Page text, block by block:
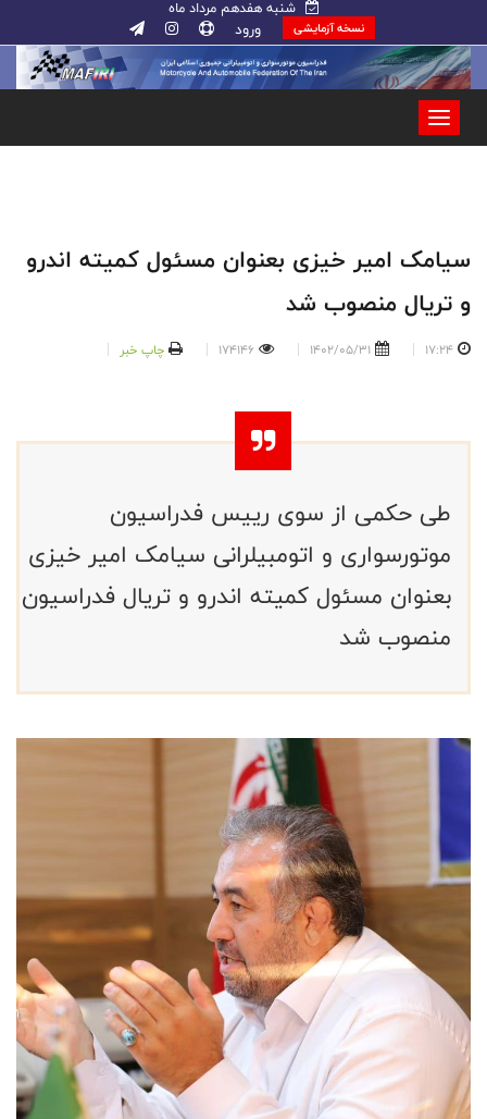
شنبه هفدهم مرداد ماه
نسخه آزمایشی ورود
سیامک امیر خیزی بعنوان مسئول کمیته اندرو
و تریال منصوب شد
17:24
1402/05/31
174146 چاپ خبر
طی حکمی از سوی رییس فدراسیون
موتورسواری و اتومبیلرانی سیامک امیر خیزی
بعنوان مسئول کمیته اندرو و تریال فدراسیون
منصوب شد